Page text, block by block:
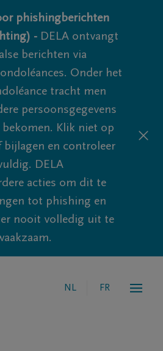
phishingberichten
- DELA ontvangt
berichten via
Onder het
tracht men
persoonsgegevens
Klik niet op
bijlagen en controleer
DELA
acties om dit te
tot phishing en
nooit volledig uit te
NL FR